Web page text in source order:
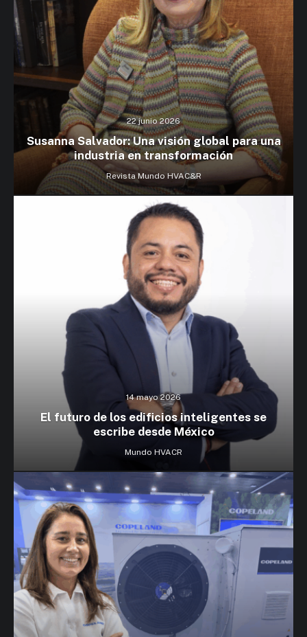
22 junio 2026
Susanna Salvador: Una visión global para una
industria en transformación
Revista Mundo HVAC&R
14 mayo 2026
El futuro de los edificios inteligentes se
escribe desde México
Mundo HVACR